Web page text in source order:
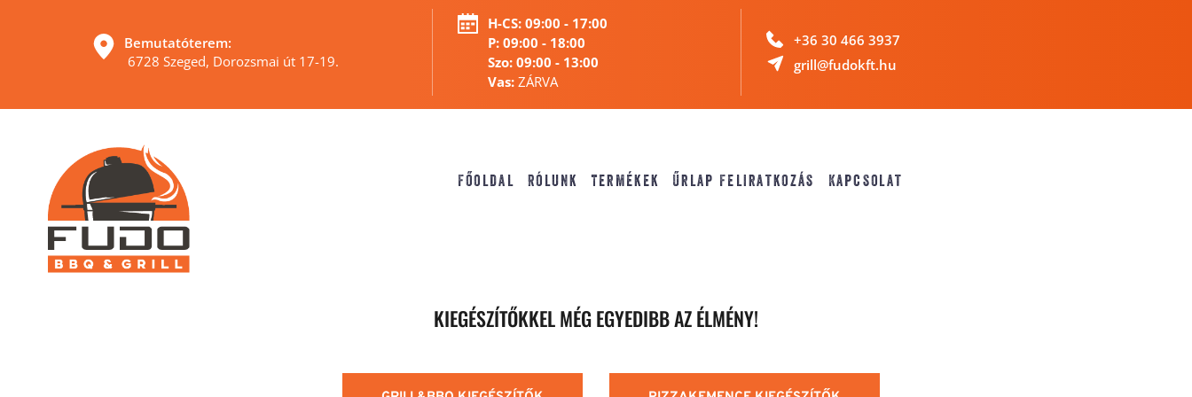
Bemutatóterem:
6728 Szeged, Dorozsmai út 17-19.
H-CS: 09:00 - 17:00
P: 09:00 - 18:00
Szo: 09:00 - 13:00
Vas: ZÁRVA
+36 30 466 3937
grill@fudokft.hu
Főoldal Rólunk Termékek Űrlap Feliratkozás Kapcsolat
KIEGÉSZÍTŐKKEL MÉG EGYEDIBB AZ ÉLMÉNY!